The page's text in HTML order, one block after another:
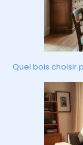
Quel bois choisir